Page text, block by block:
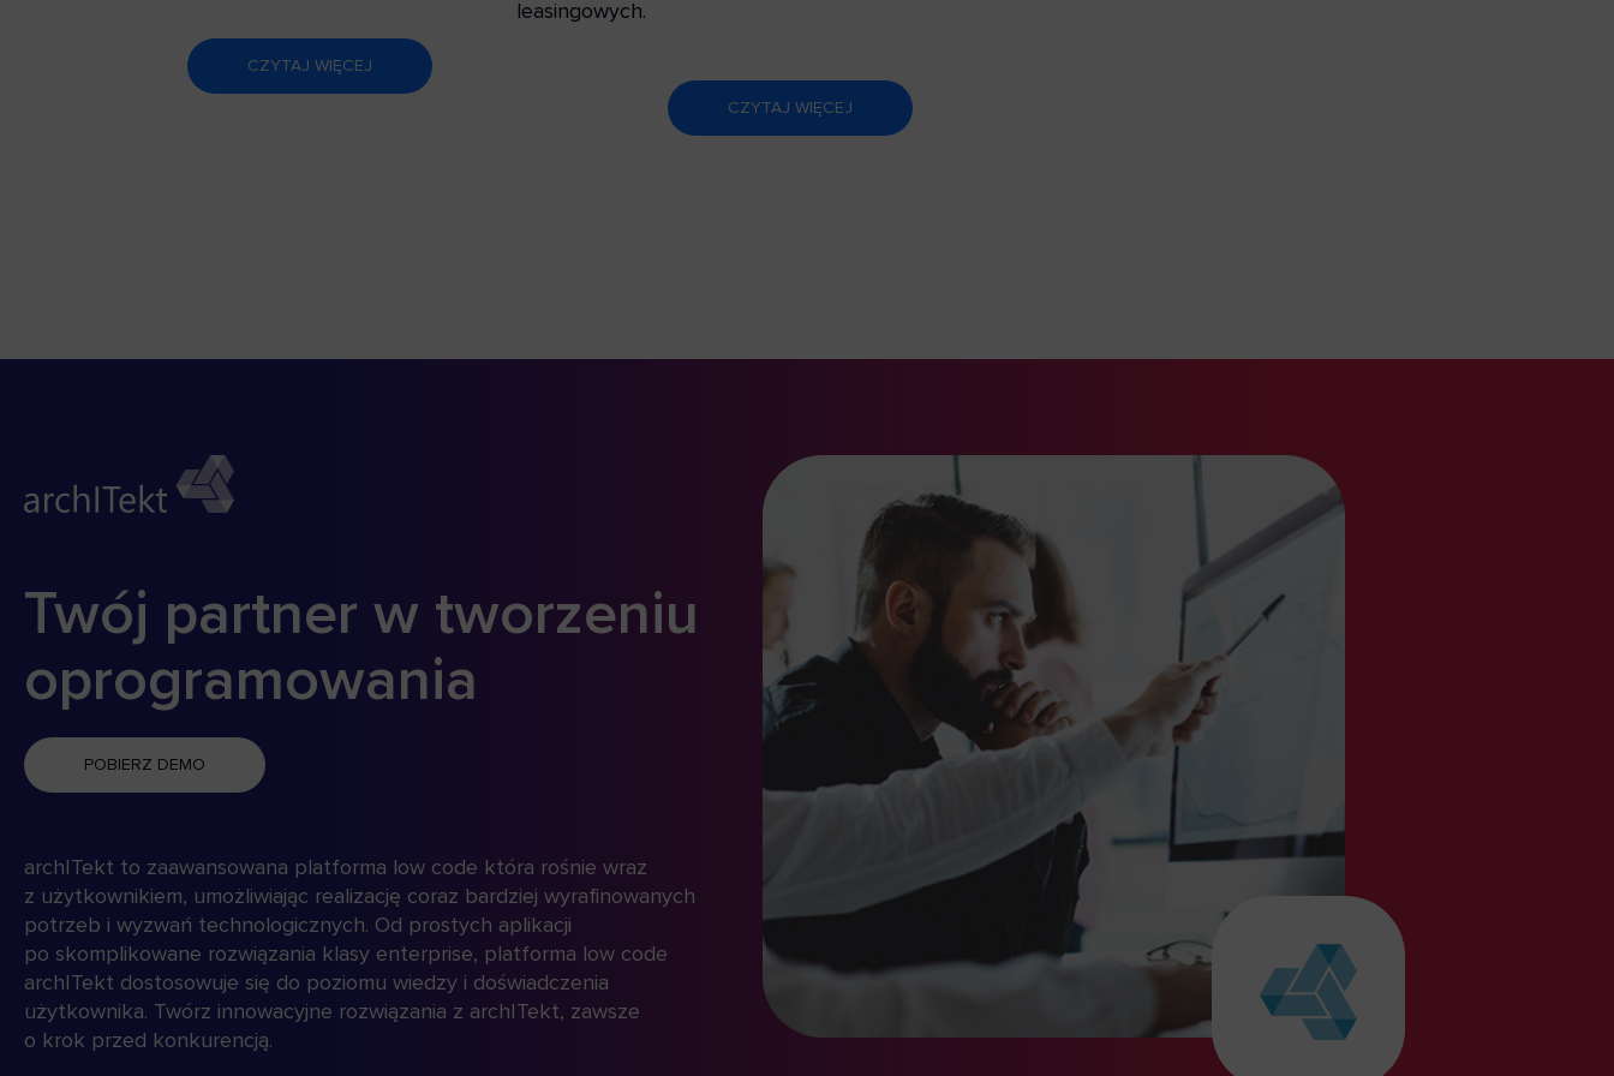
CZYTAJ WIĘCEJ
leasingowych.
CZYTAJ WIĘCEJ
26 marca, 2026
konferencji Future is
Now powered by DQH
Już 8–10 kwietnia 2026 roku w Szczyrku
odbędzie się czwarta edycja wydarzenia
do wydarzenia jako partner
technologiczny.
CZYTAJ WIĘCEJ
archITekt na e-Leasing
Day 8.0: Rola low-code
Olimpijskie stanie się forum wymiany
doświadczeń dla sektora leasingowego.
Podczas ósmej edycji e-Leasing Day,
organizowanej przez Związek Polskiego
Leasingu, oczy całej branży będą
zwrócone na „Architektów Przyszłości”.
W tym gronie nie mogło zabraknąć
Technologia dla
nowoczesnej ochrony
zdrowia – debiut low-
code na AMOZ Connect
Marriott w Krakowie podczas konferencji
AMOZ Connect – cyklu praktycznych
warsztatów i spotkań dla właścicieli
oraz managerów placówek medycznych.
Tegoroczna edycja jest dla nas
szczególna – po raz pierwszy bierzemy
udział w AMOZ Connect jako partner
technologiczny wydarzenia.